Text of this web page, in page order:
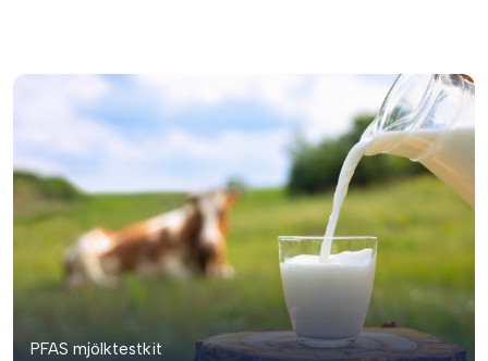
PFAS mjölktestkit